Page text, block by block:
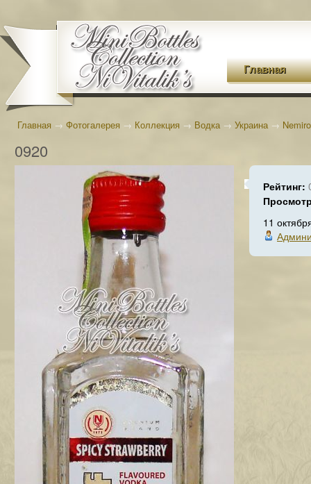
Главная
Главная → Фотогалерея → Коллекция → Водка→ Украина→
0920
Рейтинг:
11